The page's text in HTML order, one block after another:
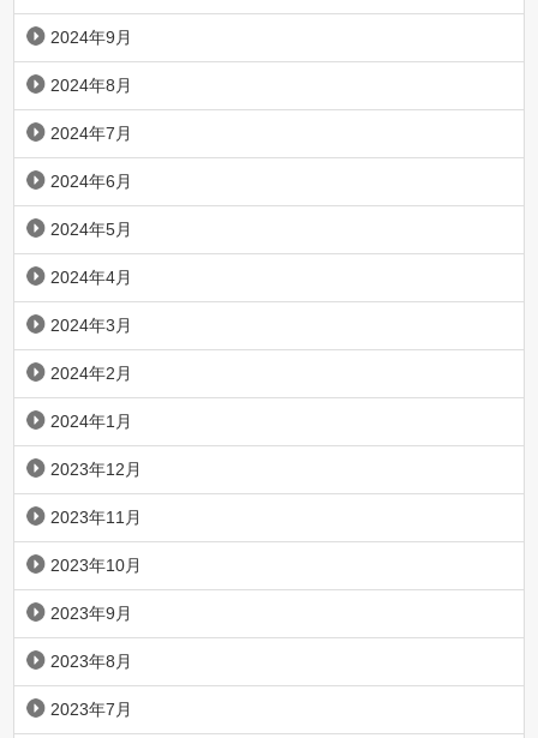
2024年9月
2024年8月
2024年7月
2024年6月
2024年5月
2024年4月
2024年3月
2024年2月
2024年1月
2023年12月
2023年11月
2023年10月
2023年9月
2023年8月
2023年7月